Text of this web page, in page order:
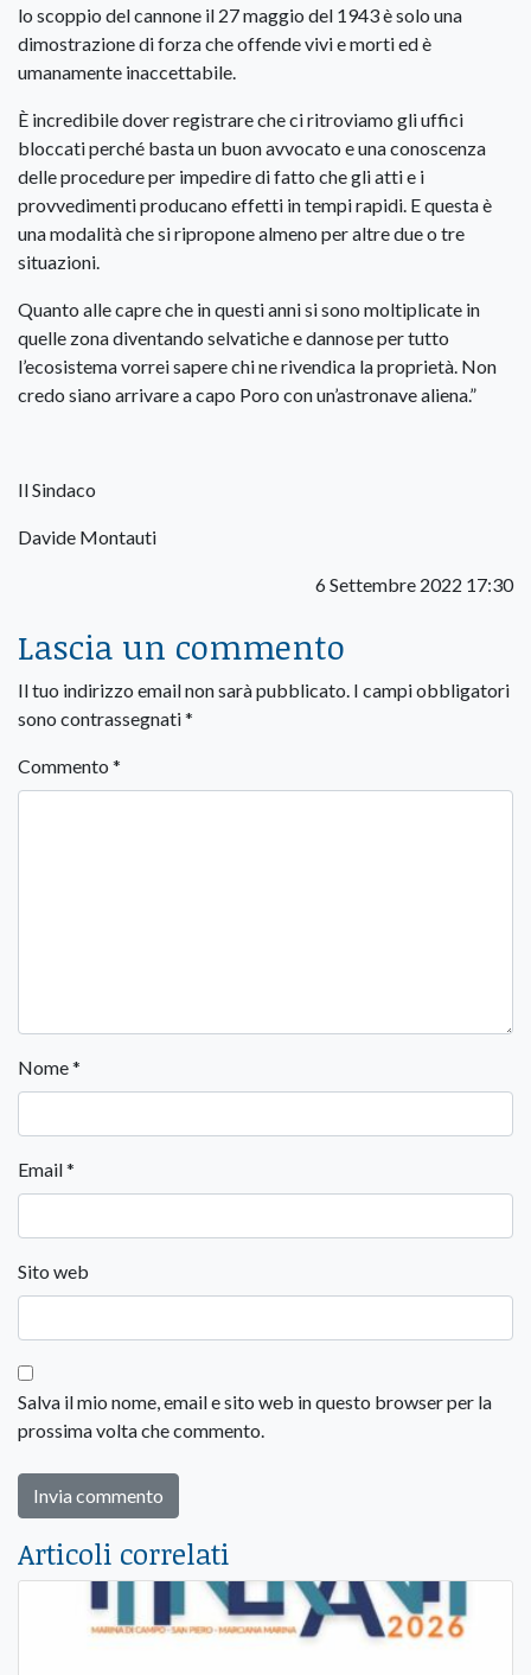
lo scoppio del cannone il 27 maggio del 1943 è solo una
dimostrazione di forza che offende vivi e morti ed è
umanamente inaccettabile.
È incredibile dover registrare che ci ritroviamo gli uffici
bloccati perché basta un buon avvocato e una conoscenza
delle procedure per impedire di fatto che gli atti e i
provvedimenti producano effetti in tempi rapidi. E questa è
una modalità che si ripropone almeno per altre due o tre
situazioni.
Quanto alle capre che in questi anni si sono moltiplicate in
quelle zona diventando selvatiche e dannose per tutto
l’ecosistema vorrei sapere chi ne rivendica la proprietà. Non
credo siano arrivare a capo Poro con un’astronave aliena.”
Il Sindaco
Davide Montauti
6 Settembre 2022 17:30
Lascia un commento
Il tuo indirizzo email non sarà pubblicato. I campi obbligatori
sono contrassegnati*
Commento *
Nome*
Email*
Sito web
Salva il mio nome, email e sito web in questo browser per la
prossima volta che commento.
Articoli correlati